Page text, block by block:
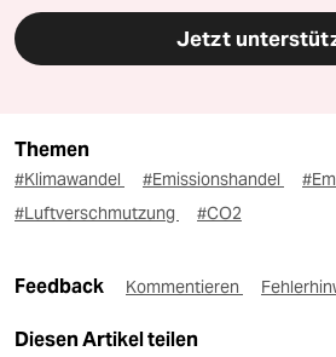
Jetzt
Themen
#Klimawandel #Emissionshandel
#Luftverschmutzung
#CO2
Feedback Kommentieren
Diesen Artikel teilen